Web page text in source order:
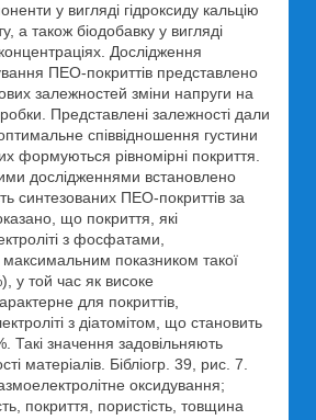
у вигляді гідроксиду кальцію
а також біодобавку у вигляді
концентраціях. Дослідження
ПЕО-покриттів представлено
залежностей зміни напруги на
Представлені залежності дали
співвідношення густини
формуються рівномірні покриття.
дослідженнями встановлено
синтезованих ПЕО-покриттів за
що покриття, які
з фосфатами,
показником такої
у той час як високе
для покриттів,
з діатомітом, що становить
Такі значення задовільняють
матеріалів. Бібліогр. 39, рис. 7.
оксидування;
покриття, пористість, товщина